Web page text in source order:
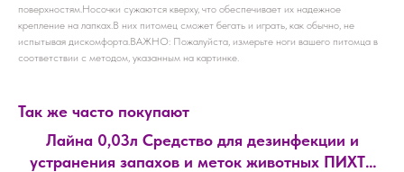
поверхностям.Носочки сужаются кверху, что обеспечивает их надежное
крепление на лапках.В них питомец сможет бегать и играть, как обычно, не
испытывая дискомфорта.ВАЖНО: Пожалуйста, измерьте ноги вашего питомца в
соответствии с методом, указанным на картинке.
Так же часто покупают
Лайна 0,03л Средство для дезинфекции и
устранения запахов и меток животных ПИХТА